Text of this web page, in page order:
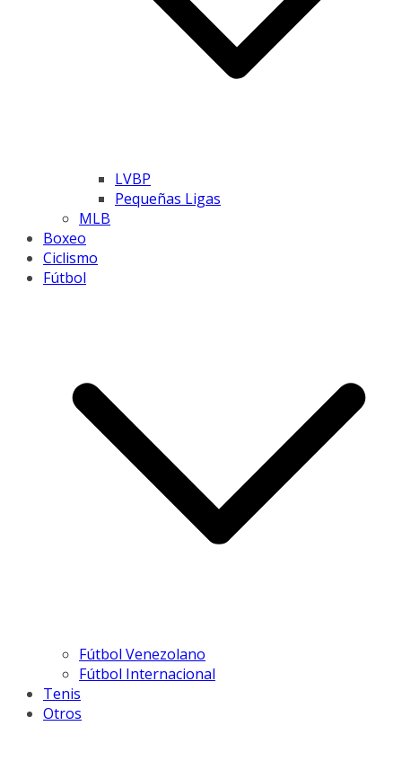
LVBP
Pequeñas Ligas
MLB
Boxeo
Ciclismo
Fútbol
Fútbol Venezolano
Fútbol Internacional
Tenis
Otros